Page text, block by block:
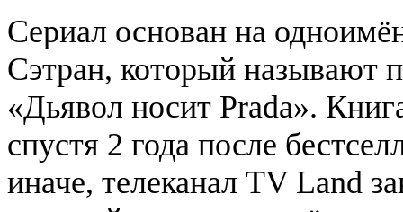
Сериал основан на
Сэтран, который называют
«Дьявол носит Prada».
спустя 2 года после
иначе, телеканал TV Land